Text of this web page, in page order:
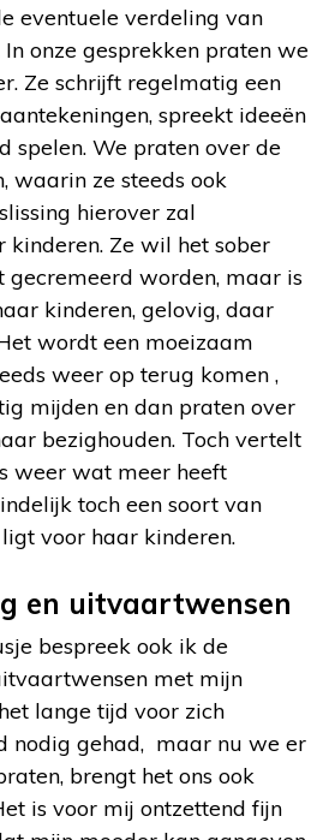
eventuele verdeling van
onze gesprekken praten we
Ze schrijft regelmatig een
spreekt ideeën
spelen. We praten over de
waarin ze steeds ook
hierover zal
kinderen. Ze wil het sober
gecremeerd worden, maar is
kinderen, gelovig, daar
wordt een moeizaam
weer op terug komen ,
mijden en dan praten over
bezighouden. Toch vertelt
weer wat meer heeft
toch een soort van
voor haar kinderen.
en uitvaartwensen
bespreek ook ik de
met mijn
lange tijd voor zich
nodig gehad, maar nu we er
brengt het ons ook
is voor mij ontzettend fijn